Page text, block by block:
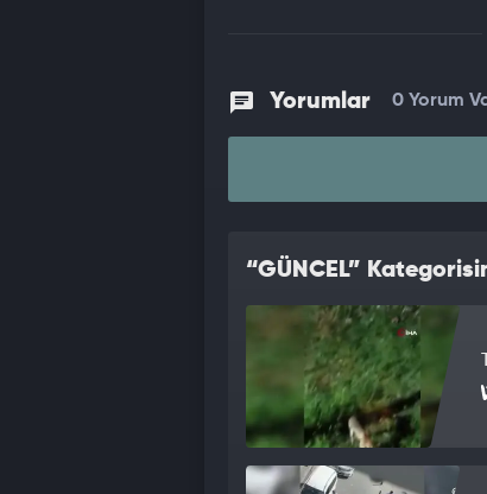
Yorumlar 0 Yorum
“GÜNCEL”